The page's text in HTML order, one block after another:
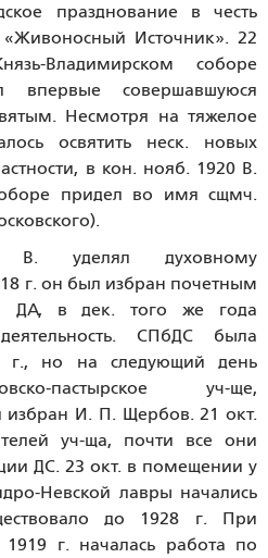
празднование в честь
Источник». 22
Владимирском соборе
впервые совершавшуюся
Несмотря на тяжелое
освятить неск. новых
в кон. нояб. 1920 В.
придел во имя сщмч.
В. уделял духовному
г. он был избран почетным
ДА, в дек. того же года
СПбДС была
г., но на следующий день
пастырское уч-ще,
И. П. Щербов. 21 окт.
уч-ща, почти все они
ДС. 23 окт. в помещении у
Невской лавры начались
до 1928 г. При
г. началась работа по